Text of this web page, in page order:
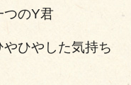
つのY君
ひやした気持ち